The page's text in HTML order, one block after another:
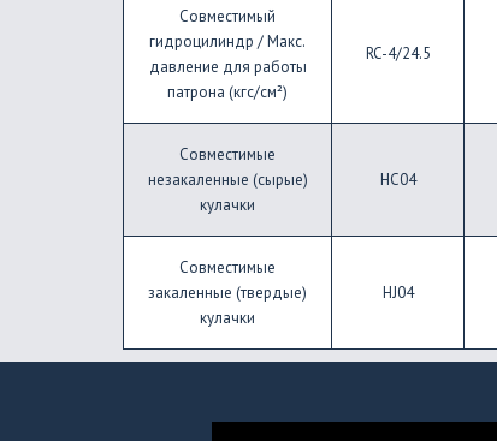
Совместимый
гидроцилиндр / Макс.
давление для работы
патрона (кгс/см²)
RC-4/24.5
Совместимые
незакаленные (сырые)
кулачки
HC04
Совместимые
закаленные (твердые)
кулачки
HJ04